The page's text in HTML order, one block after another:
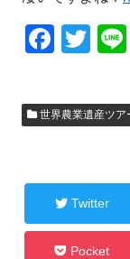
F
c
e
o
o
k
T
tt
er
世界農業遺産ツア
Twitter
Pocket